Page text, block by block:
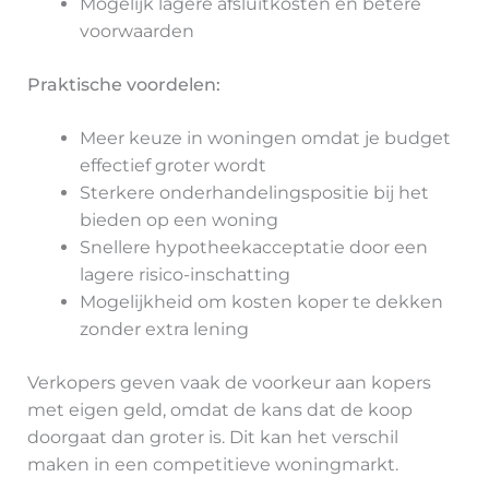
voorwaarden
Praktische voordelen:
Meer keuze in woningen omdat je budget
effectief groter wordt
Sterkere onderhandelingspositie bij het
bieden op een woning
Snellere hypotheekacceptatie door een
lagere risico-inschatting
Mogelijkheid om kosten koper te dekken
zonder extra lening
Verkopers geven vaak de voorkeur aan kopers
met eigen geld, omdat de kans dat de koop
doorgaat dan groter is. Dit kan het verschil
maken in een competitieve woningmarkt.